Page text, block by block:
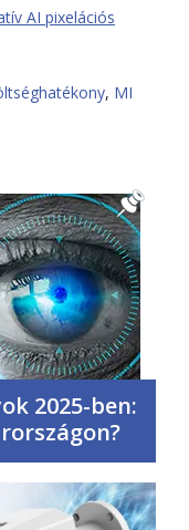
AI pixelációs
, MI
2025-ben: